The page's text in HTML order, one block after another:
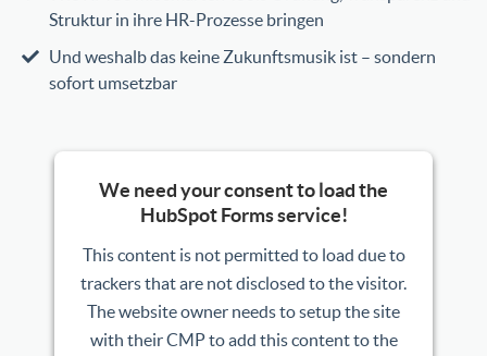
Struktur in ihre HR-Prozesse bringen
Und weshalb das keine Zukunftsmusik ist – sondern
sofort umsetzbar
We need your consent to load the
HubSpot Forms service!
This content is not permitted to load due to
trackers that are not disclosed to the visitor.
The website owner needs to setup the site
with their CMP to add this content to the